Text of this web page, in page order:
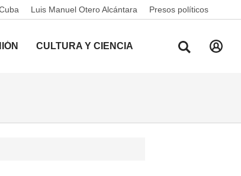
Luis Manuel Otero Alcántara Presos políticos
CULTURA Y CIENCIA